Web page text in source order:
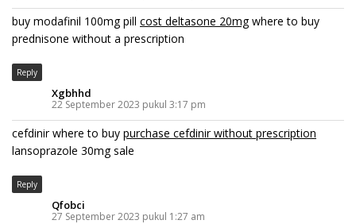
buy modafinil 100mg pill cost deltasone 20mgwhere to buy
prednisone without a prescription
Reply
Xgbhhd
22 September 2023 pukul 3:17 pm
cefdinir where to buy purchase cefdinir without prescription
lansoprazole 30mg sale
Reply
Qfobci
27 September 2023 pukul 1:27 am